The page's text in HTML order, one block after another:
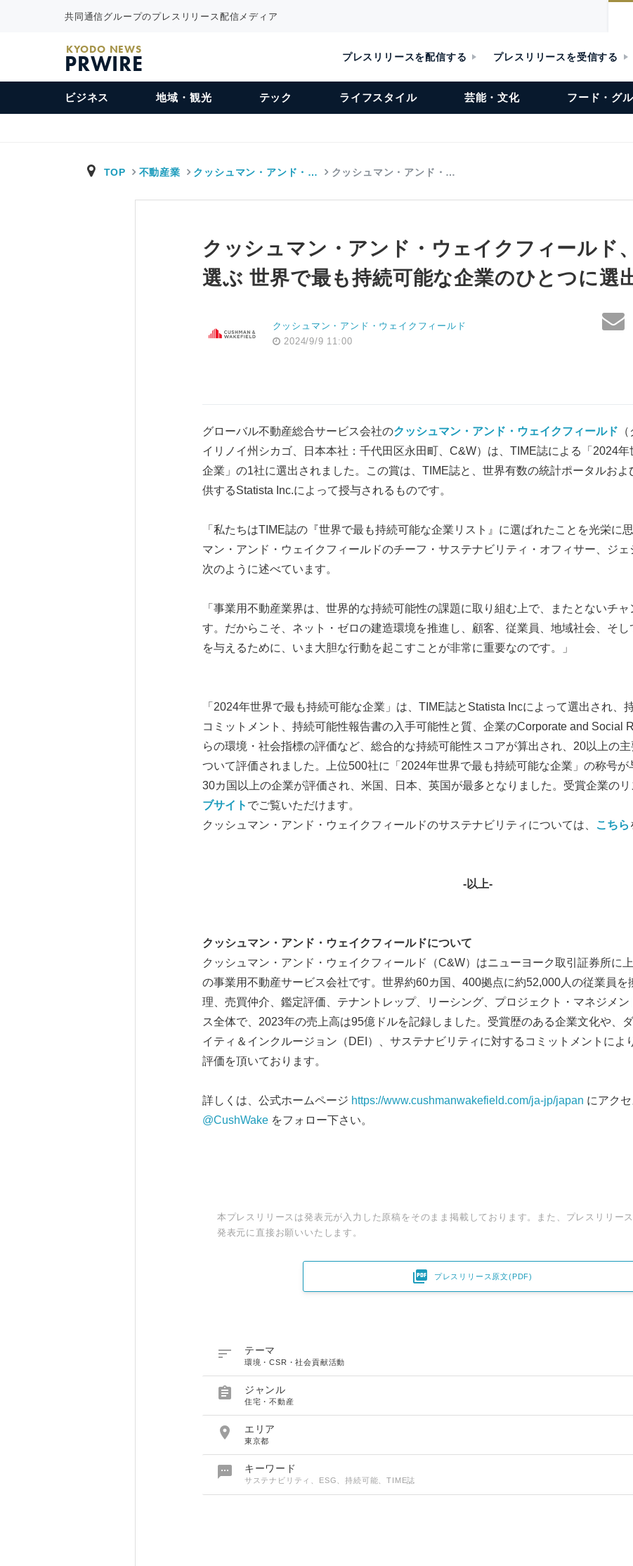
共同通信グループのプレスリリース配信メディア
KYODO NEWS
PRWIRE プレスリリースを配信する プレスリリースを受信する
ビジネス 地域・観光 テック ライフスタイル 芸能・文化 フード・グ
TOP 不動産業 クッシュマン・アンド・… クッシュマン・アンド・…
クッシュマン・アンド・ウェイクフィールド
選ぶ 世界で最も持続可能な企業のひとつに選
クッシュマン・アンド・ウェイクフィールド
2024/9/9 11:00
グローバル不動産総合サービス会社のクッシュマン・アンド・ウェイクフィールド
イリノイ州シカゴ、日本本社：千代田区永田町、C&W）は、TIME誌による「2024
企業」の1社に選出されました。この賞は、TIME誌と、世界有数の統計ポータルおよ
供するStatista Inc.によって授与されるものです。
「私たちはTIME誌の『世界で最も持続可能な企業リスト』に選ばれたことを光栄に
マン・アンド・ウェイクフィールドのチーフ・サステナビリティ・オフィサー、ジ
次のように述べています。
「事業用不動産業界は、世界的な持続可能性の課題に取り組む上で、またとないチャ
す。だからこそ、ネット・ゼロの建造環境を推進し、顧客、従業員、地域社会、そ
を与えるために、いま大胆な行動を起こすことが非常に重要なのです。」
「2024年世界で最も持続可能な企業」は、TIME誌とStatista Incによって選出され、
コミットメント、持続可能性報告書の入手可能性と質、企業のCorporate and Social
らの環境・社会指標の評価など、総合的な持続可能性スコアが算出され、20以上の
ついて評価されました。上位500社に「2024年世界で最も持続可能な企業」の称号が
30カ国以上の企業が評価され、米国、日本、英国が最多となりました。受賞企業の
ブサイト でご覧いただけます。
クッシュマン・アンド・ウェイクフィールドのサステナビリティについては、
こちら
‐以上‐
クッシュマン・アンド・ウェイクフィールドについて
クッシュマン・アンド・ウェイクフィールド（C&W）はニューヨーク取引証券所に
の事業用不動産サービス会社です。世界約60カ国、400拠点に約52,000人の従業員を
理、売買仲介、鑑定評価、テナントレップ、リーシング、プロジェクト・マネジメ
ス全体で、2023年の売上高は95億ドルを記録しました。受賞歴のある企業文化や、
イティ＆インクルージョン（DEI）、サステナビリティに対するコミットメントによ
評価を頂いております。
詳しくは、公式ホームページ https://www.cushmanwakefield.com/ja-jp/japan にアク
@CushWakeをフォロー下さい。
本プレスリリースは発表元が入力した原稿をそのまま掲載しております。また、プレスリリー
発表元に直接お願いいたします。
 プレスリリース原文(PDF)
 テーマ
環境・CSR・社会貢献活動
 ジャンル
住宅・不動産
 エリア
東京都
 キーワード
サステナビリティ、ESG、持続可能、TIME誌